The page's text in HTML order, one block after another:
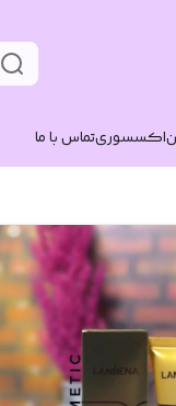
اکسسوریتماس با ما